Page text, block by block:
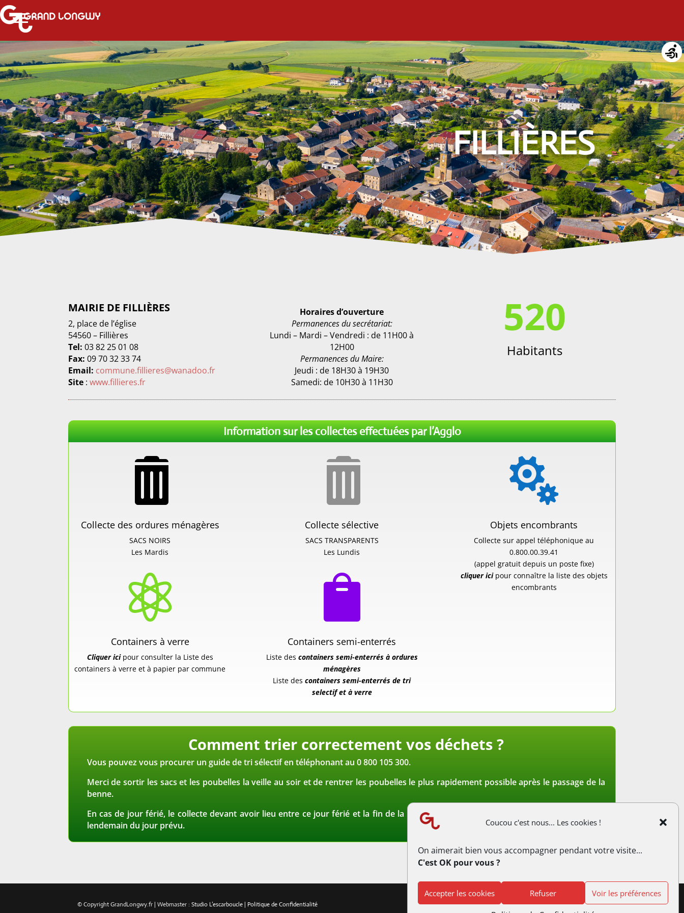
Coucou c'est nous... Les cookies !
On aimerait bien vous accompagner pendant votre visite...
C'est OK pour vous ?
Accepter les cookies Refuser Voir les préférences
FILLIÈRES
MAIRIE DE FILLIÈRES
2, place de l’église
54560 – Fillières
Tel: 03 82 25 01 08
Fax: 09 70 32 33 74
Email: commune.fillieres@wanadoo.fr
Site :www.fillieres.fr
Horaires d’ouverture
Permanences du secrétariat:
Lundi – Mardi – Vendredi : de 11H00 à
12H00
Permanences du Maire:
Jeudi : de 18H30 à 19H30
Samedi: de 10H30 à 11H30
520
Habitants
Information sur les collectes effectuées par l’Agglo

Collecte des ordures ménagères
SACS NOIRS
Les Mardis

Containers à verre
Cliquer ici pour consulter la Liste des
containers à verre et à papier par commune

Collecte sélective
SACS TRANSPARENTS
Les Lundis

Containers semi-enterrés
Liste des containers semi-enterrés à ordures
ménagères
Liste descontainers semi-enterrés de tri
selectif et à verre

Objets encombrants
Collecte sur appel téléphonique au
0.800.00.39.41
(appel gratuit depuis un poste fixe)
cliquer icipour connaître la liste des objets
encombrants
Comment trier correctement vos déchets ?
Vous pouvez vous procurer un guide de tri sélectif en téléphonant au 0 800 105 300.
Merci de sortir les sacs et les poubelles la veille au soir et de rentrer les poubelles le plus rapidement possible après le passage de la
benne.
En cas de jour férié, le collecte devant avoir lieu entre ce jour férié et la fin de la semaine, est décalé dans toutes les communes au
lendemain du jour prévu.
© Copyright GrandLongwy.fr | Webmaster :Studio L’escarboucle | Politique de Confidentialité